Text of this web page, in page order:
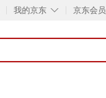
◇
我的京东 京东会员